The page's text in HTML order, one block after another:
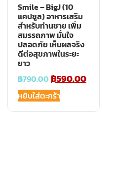
Smile – BigJ (10
แคปซูล) อาหารเสริม
สำหรับท่านชาย เพิ่ม
สมรรถภาพ มั่นใจ
ปลอดภัย เห็นผลจริง
ดีต่อสุขภาพในระยะ
ยาว
฿790.00฿590.00
หยิบใส่ตะกร้า